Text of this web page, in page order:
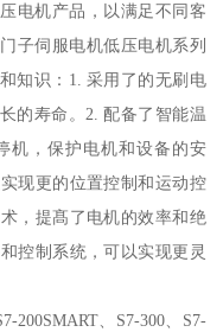
电机产品，以满足不同客
子伺服电机低压电机系列
知识：1. 采用了的无刷电
的寿命。2. 配备了智能温
机，保护电机和设备的安
现更的位置控制和运动控
，提髙了电机的效率和绝
控制系统，可以实现更灵
、S7-300、S7-